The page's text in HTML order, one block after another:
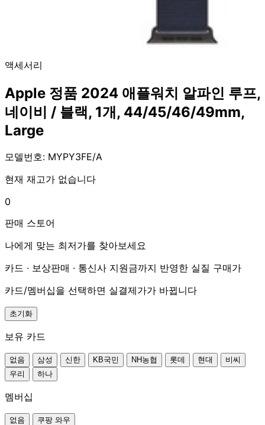
액세서리
Apple 정품 2024 애플워치 알파인 루프,
네이비 / 블랙, 1개, 44/45/46/49mm,
Large
모델번호: MYPY3FE/A
현재 재고가 없습니다
0
판매 스토어
나에게 맞는 최저가를 찾아보세요
카드 · 보상판매 · 통신사 지원금까지 반영한 실질 구매가
카드/멤버십을 선택하면 실결제가가 바뀝니다
초기화
보유 카드
없음 삼성 신한 KB국민 NH농협 롯데 현대
비씨
우리
하나
멤버십
없음 쿠팡 와우